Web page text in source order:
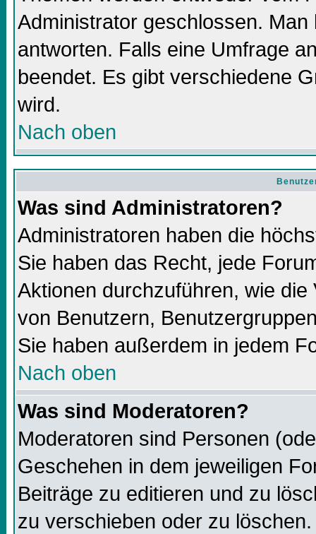
Administrator geschlossen.
antworten. Falls eine Umfrage
beendet. Es gibt verschiedene
wird.
Nach oben
Was sind Administratoren?
Administratoren haben die
Sie haben das Recht, jede
Aktionen durchzuführen, wie
von Benutzern,
Sie haben außerdem in jedem
Nach oben
Was sind Moderatoren?
Moderatoren sind Personen
Geschehen in dem jeweiligen
Beiträge zu editieren und zu
zu verschieben oder zu